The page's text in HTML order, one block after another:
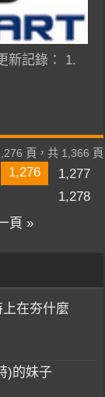
新記錄： 1.
頁，共 1,366 頁
1,276
1,277
1,278
頁 »
在夯什麼
)的妹子